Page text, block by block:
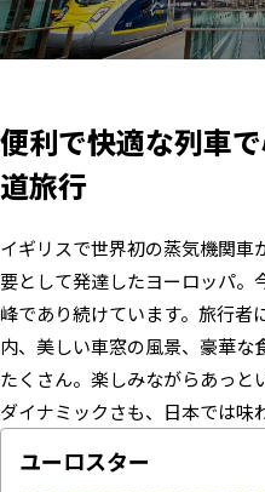
アメリカ・カナダ
観光スポット
世界の豪華列車
旅のパーツ
お得なキャンペーン・お役立
ご利用ガイド
便利で快適な列車
道旅行
イギリスで世界初の蒸気機関車
要として発達したヨーロッパ。
峰であり続けています。旅行者
内、美しい車窓の風景、豪華な
たくさん。楽しみながらあっと
ダイナミックさも、日本では味
ユーロスター